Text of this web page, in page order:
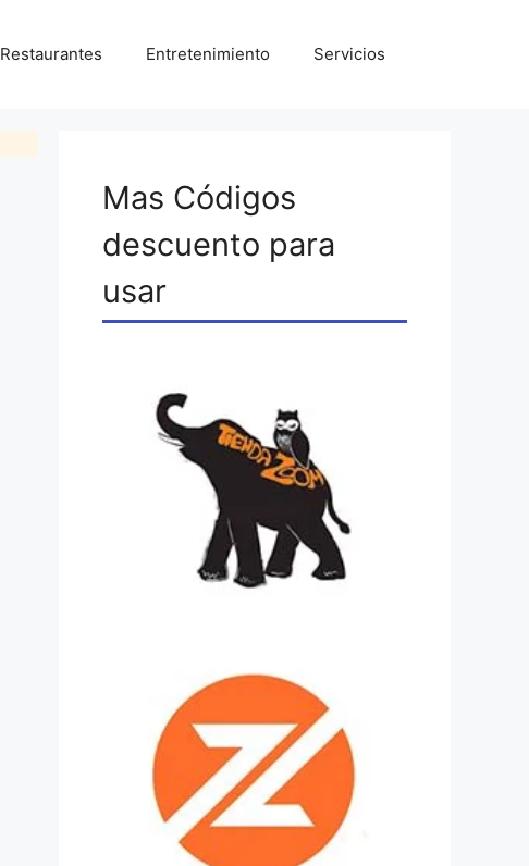
Restaurantes Entretenimiento Servicios
Mas Códigos
descuento para
usar